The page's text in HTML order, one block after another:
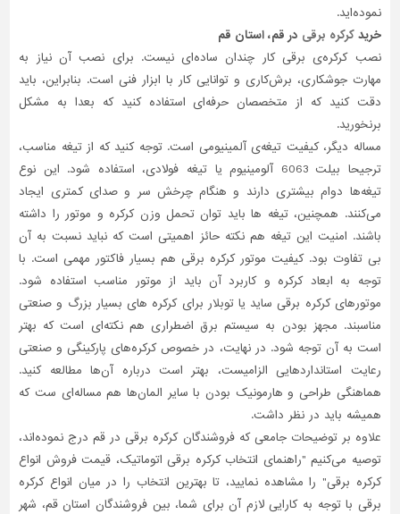
نموده‌اید.
خریدکرکره برقی در قم، استان قم
نصب کرکره‌ی برقی کار چندان ساده‌ای نیست. برای نصب آن نیاز به
مهارت جوشکاری، برش‌کاری و توانایی کار با ابزار فنی است. بنابراین، باید
دقت کنید که از متخصصان حرفه‌ای استفاده کنید که بعدا به مشکل
برنخورید.
مساله دیگر، کیفیت تیغه‌ی آلمینیومی است. توجه کنید که از تیغه مناسب،
ترجیحا بیلت 6063 آلومینیوم یا تیغه فولادی، استفاده شود. این نوع
تیغه‌ها دوام بیشتری دارند و هنگام چرخش سر و صدای کمتری ایجاد
می‌کنند. همچنین، تیغه ها باید توان تحمل وزن کرکره و موتور را داشته
باشند. امنیت این تیغه هم نکته حائز اهمیتی است که نباید نسبت به آن
بی تفاوت بود. کیفیت موتور کرکره برقی هم بسیار فاکتور مهمی است. با
توجه به ابعاد کرکره و کاربرد آن باید از موتور مناسب استفاده شود.
موتورهای کرکره برقی ساید یا توبلار برای کرکره های بسیار بزرگ و صنعتی
مناسبند. مجهز بودن به سیستم برق اضطراری هم نکته‌ای است که بهتر
است به آن توجه شود. در نهایت، در خصوص کرکره‌های پارکینگی و صنعتی
رعایت استانداردهایی الزامیست، بهتر است درباره آن‌ها مطالعه کنید.
هماهنگی طراحی و هارمونیک بودن با سایر المان‌ها هم مساله‌ای ست که
همیشه باید در نظر داشت.
علاوه بر توضیحات جامعی که فروشندگان کرکره‌ برقی در قم درج نموده‌اند،
توصیه می‌کنیم "راهنمای انتخاب کرکره برقی اتوماتیک، قیمت فروش انواع
کرکره برقی" را مشاهده نمایید، تا بهترین انتخاب را در میان انواع کرکره‌
برقی با توجه به کارایی لازم آن برای شما، بین فروشندگان استان قم، شهر